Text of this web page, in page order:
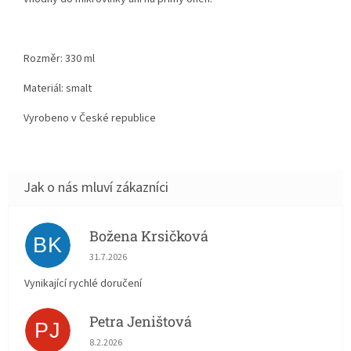
Rozměr: 330 ml
Materiál: smalt
Vyrobeno v České republice
BK Božena Krsičková
Hodnocení obchodu je 5 z 5 hvězdiček.
31.7.2026
Vynikající rychlé doručení
PJ Petra Jeništová
Hodnocení obchodu je 5 z 5 hvězdiček.
8.2.2026